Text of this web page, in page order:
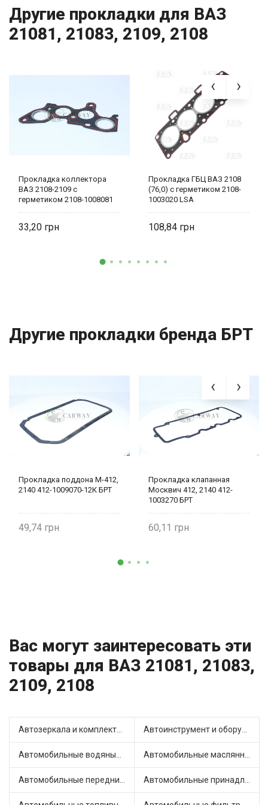
Другие прокладки для ВАЗ
21081, 21083, 2109, 2108
Прокладка коллектора
ВАЗ 2108-2109 с
герметиком 2108-1008081
33,20
Прокладка ГБЦ ВАЗ 2108
(76,0) с герметиком 2108-
1003020 LSA
108,84
Другие прокладки бренда БРТ
Прокладка поддона М-412,
2140 412-1009070-12К БРТ
49,74
Прокладка клапанная
Москвич 412, 2140 412-
1003270 БРТ
60,11
Вас могут заинтересовать эти
товары для ВАЗ 21081, 21083,
2109, 2108
Автозеркала и комплектующие (13) Автоинструмент и оборудование (3)
Автомобильные водяные насосы (16) Автомобильные маслянные насосы (4)
Автомобильные передние фары (7) Автомобильные принадлежности и аксессуары (4)